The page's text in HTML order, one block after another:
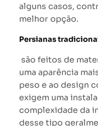
alguns casos,
melhor opção.
Persianas
são feitos de
uma aparência
peso e ao design
exigem uma
complexidade da
desse tipo